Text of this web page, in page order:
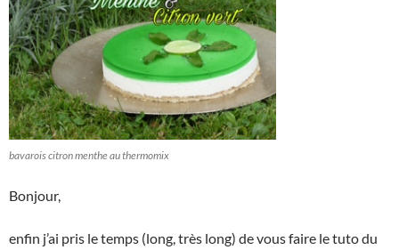
bavarois citron menthe au thermomix
Bonjour,
enfin j’ai pris le temps (long, très long) de vous faire le tuto du